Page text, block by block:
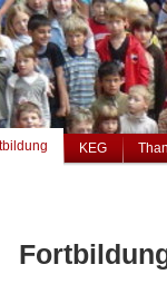
KEG